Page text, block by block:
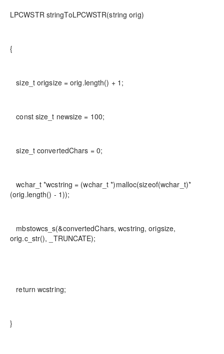
LPCWSTR stringToLPCWSTR(string orig)
{
size_t origsize = orig.length() + 1;
const size_t newsize = 100;
size_t convertedChars = 0;
wchar_t *wcstring = (wchar_t *)malloc(sizeof(wchar_t)*
(orig.length() - 1));
mbstowcs_s(&convertedChars, wcstring, origsize,
orig.c_str(), _TRUNCATE);
return wcstring;
}